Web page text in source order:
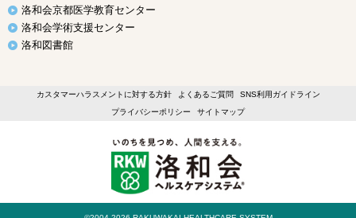
洛和会京都医学教育センター
洛和会学術支援センター
洛和図書館
カスタマーハラスメントに対する方針 よくあるご質問
SNS利用ガイドライン
プライバシーポリシー
サイトマップ